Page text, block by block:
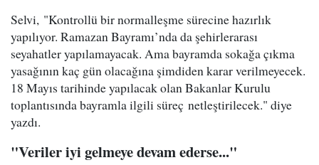
Selvi, "Kontrollü bir normalleşme sürecine hazırlık
yapılıyor. Ramazan Bayramı’nda da şehirlerarası
seyahatler yapılamayacak. Ama bayramda sokağa çıkma
yasağının kaç gün olacağına şimdiden karar verilmeyecek.
18 Mayıs tarihinde yapılacak olan Bakanlar Kurulu
toplantısında bayramla ilgili süreç netleştirilecek." diye
yazdı.
"Veriler iyi gelmeye devam ederse..."